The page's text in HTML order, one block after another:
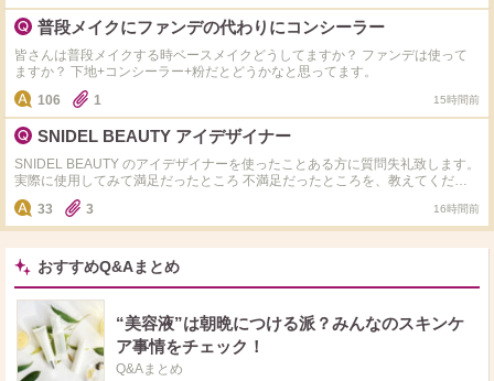
普段メイクにファンデの代わりにコンシーラー
皆さんは普段メイクする時ベースメイクどうしてますか？ ファンデは使って
ますか？ 下地+コンシーラー+粉だとどうかなと思ってます。
106
1 15時間前
SNIDEL BEAUTY アイデザイナー
SNIDEL BEAUTY のアイデザイナーを使ったことある方に質問失礼致します。
実際に使用してみて満足だったところ 不満足だったところを、教えてくださ
い。 おすすめのカラーも教えていただけると嬉しいです！ よろしくお願い致
します。
33 3 16時間前
おすすめQ&Aまとめ
“美容液”は朝晩につける派？みんなのスキンケ
ア事情をチェック！
Q&Aまとめ